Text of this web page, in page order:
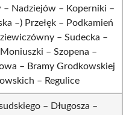
– Nadziejów – Koperniki –
–) Przełęk – Podkamień
– Sudecka –
– Szopena –
– Bramy Grodkowskiej
– Regulice
– Długosza –